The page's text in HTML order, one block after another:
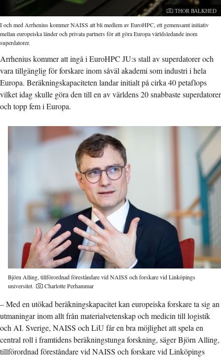
Fotograf:
THOR BALKHED
I och med Arrhenius kommer NAISS att bli medlem av EuroHPC, ett gemensamt initiativ
mellan europeiska länder och privata partners för att göra Europa världsledande inom
superdatorer.
Arrhenius kommer att ingå i EuroHPC JU:s stall av superdatorer och
vara tillgänglig för forskare inom såväl akademi som industri i hela
Europa. Beräkningskapaciteten landar initialt på cirka 40 petaflops
vilket idag skulle göra den till en av världens 20 snabbaste superdatorer
och topp fem i Europa.
Björn Alling, tillförordnad föreståndare vid NAISS och forskare vid Linköpings
universitet.
Fotograf:
Charlotte Perhammar
– Med en utökad beräkningskapacitet kan europeiska forskare ta sig an
utmaningar inom allt från materialvetenskap och medicin till logistik
och AI. Sverige, NAISS och LiU får en bra möjlighet att spela en
central roll i framtidens beräkningstunga forskning, säger Björn Alling,
tillförordnad föreståndare vid NAISS och forskare vid Linköpings